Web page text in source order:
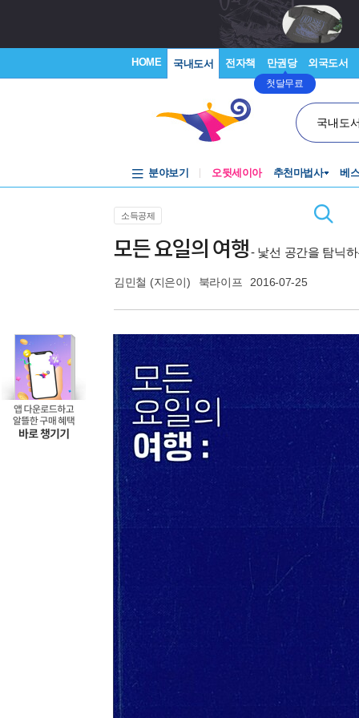
HOME 국내도서 전자책 만권당
첫달무료
외국도서
국내도
분야보기 오뒷세이아 추천마법사 베
소득공제
모든 요일의 여행- 낯선 공간을 탐닉
김민철 (지은이) 북라이프 2016-07-25